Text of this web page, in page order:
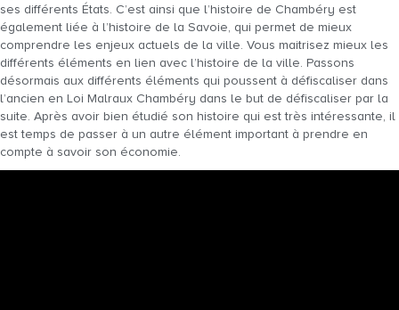
ses différents États. C’est ainsi que l’histoire de Chambéry est
également liée à l’histoire de la Savoie, qui permet de mieux
comprendre les enjeux actuels de la ville. Vous maitrisez mieux les
différents éléments en lien avec l’histoire de la ville. Passons
désormais aux différents éléments qui poussent à défiscaliser dans
l’ancien en Loi Malraux Chambéry dans le but de défiscaliser par la
suite. Après avoir bien étudié son histoire qui est très intéressante, il
est temps de passer à un autre élément important à prendre en
compte à savoir son économie.